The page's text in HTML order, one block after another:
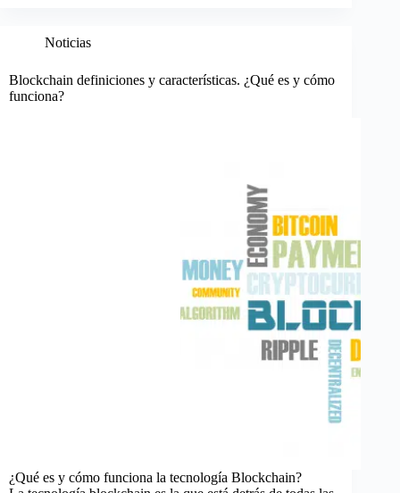
Noticias
Blockchain definiciones y características. ¿Qué es y cómo
funciona?
¿Qué es y cómo funciona la tecnología Blockchain?